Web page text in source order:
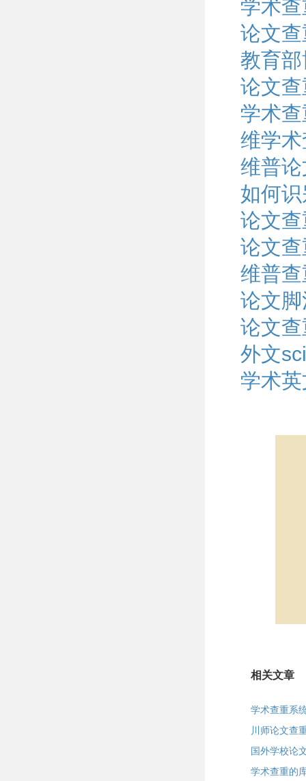
学术
论文
教育
论文
学术
维学
维普
如何
论文
论文
维普
论文
论文
外文
学术
相关文章
学术查重系
川师论文查
国外学校论
学术查重的